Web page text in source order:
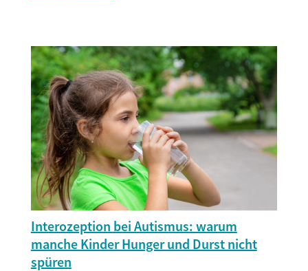
Interozeption bei Autismus: warum
manche Kinder Hunger und Durst nicht
spüren